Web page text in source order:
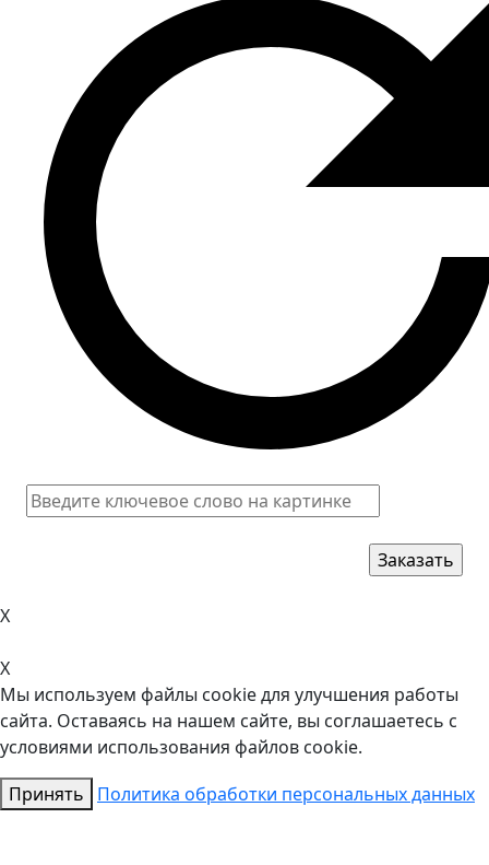
X
X
Мы используем файлы cookie для улучшения работы
сайта. Оставаясь на нашем сайте, вы соглашаетесь с
условиями использования файлов cookie.
Принять
Политика обработки персональных данных